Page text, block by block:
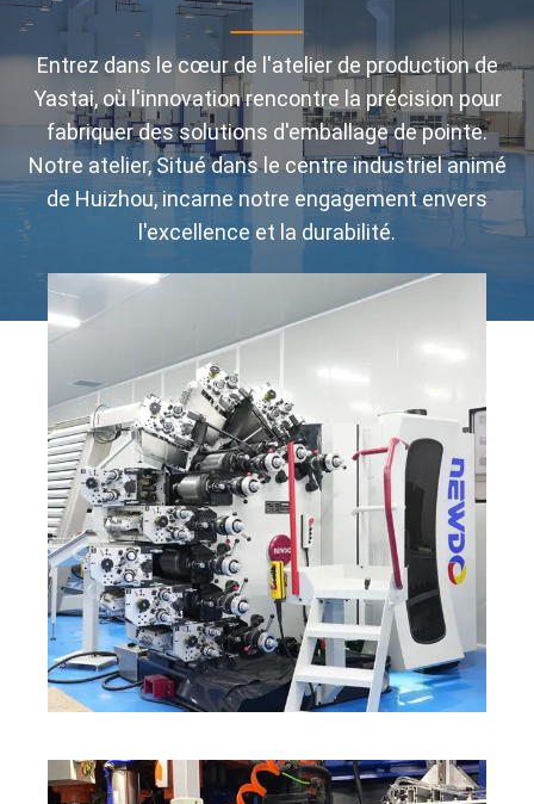
Entrez dans le cœur de l'atelier de production de
Yastai, où l'innovation rencontre la précision pour
fabriquer des solutions d'emballage de pointe.
Notre atelier, Situé dans le centre industriel animé
de Huizhou, incarne notre engagement envers
l'excellence et la durabilité.